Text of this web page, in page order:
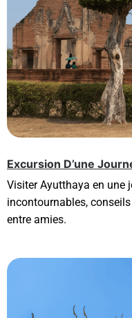
Excursion D’une
Visiter Ayutthaya en une
incontournables,
entre amies.